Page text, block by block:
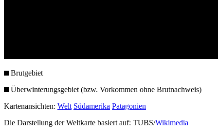
Brutgebiet
Überwinterungsgebiet (bzw. Vorkommen ohne Brutnachweis)
Kartenansichten: Welt Südamerika Patagonien
Die Darstellung der Weltkarte basiert auf: TUBS/Wikimedia